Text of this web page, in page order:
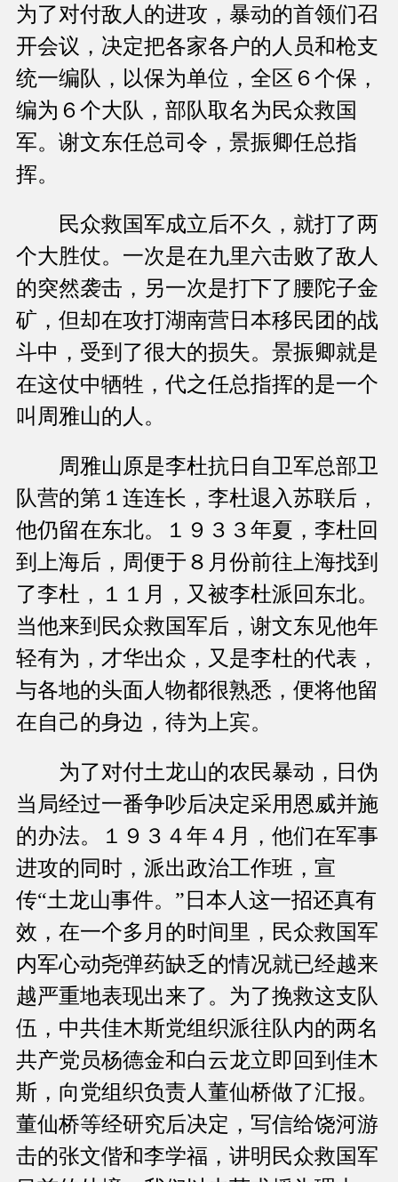
为了对付敌人的进攻，暴动的首领们召
开会议，决定把各家各户的人员和枪支
统一编队，以保为单位，全区６个保，
编为６个大队，部队取名为民众救国
军。谢文东任总司令，景振卿任总指
挥。
民众救国军成立后不久，就打了两
个大胜仗。一次是在九里六击败了敌人
的突然袭击，另一次是打下了腰陀子金
矿，但却在攻打湖南营日本移民团的战
斗中，受到了很大的损失。景振卿就是
在这仗中牺牲，代之任总指挥的是一个
叫周雅山的人。
周雅山原是李杜抗日自卫军总部卫
队营的第１连连长，李杜退入苏联后，
他仍留在东北。１９３３年夏，李杜回
到上海后，周便于８月份前往上海找到
了李杜，１１月，又被李杜派回东北。
当他来到民众救国军后，谢文东见他年
轻有为，才华出众，又是李杜的代表，
与各地的头面人物都很熟悉，便将他留
在自己的身边，待为上宾。
为了对付土龙山的农民暴动，日伪
当局经过一番争吵后决定采用恩威并施
的办法。１９３４年４月，他们在军事
进攻的同时，派出政治工作班，宣
传“土龙山事件。”日本人这一招还真有
效，在一个多月的时间里，民众救国军
内军心动尧弹药缺乏的情况就已经越来
越严重地表现出来了。为了挽救这支队
伍，中共佳木斯党组织派往队内的两名
共产党员杨德金和白云龙立即回到佳木
斯，向党组织负责人董仙桥做了汇报。
董仙桥等经研究后决定，写信给饶河游
击的张文偕和李学福，讲明民众救国军